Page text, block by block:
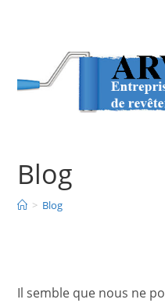
Blog
> Blog
Il semble que nous ne